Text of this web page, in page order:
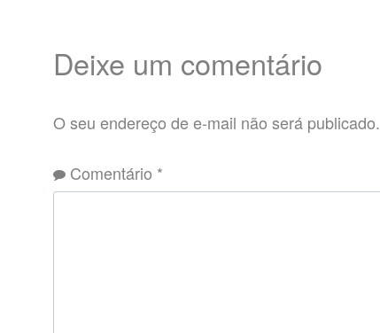
Deixe um comentário
O seu endereço de e-mail não será publicado.
Comentário *